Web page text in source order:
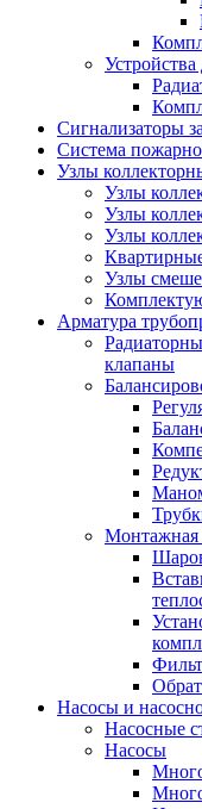
Сигнализаторы
Система
Узлы
Узлы
Узлы
Узлы
Узлы
Арматура
клапаны
Монтажная
Насосы и
Насосные
Насосы